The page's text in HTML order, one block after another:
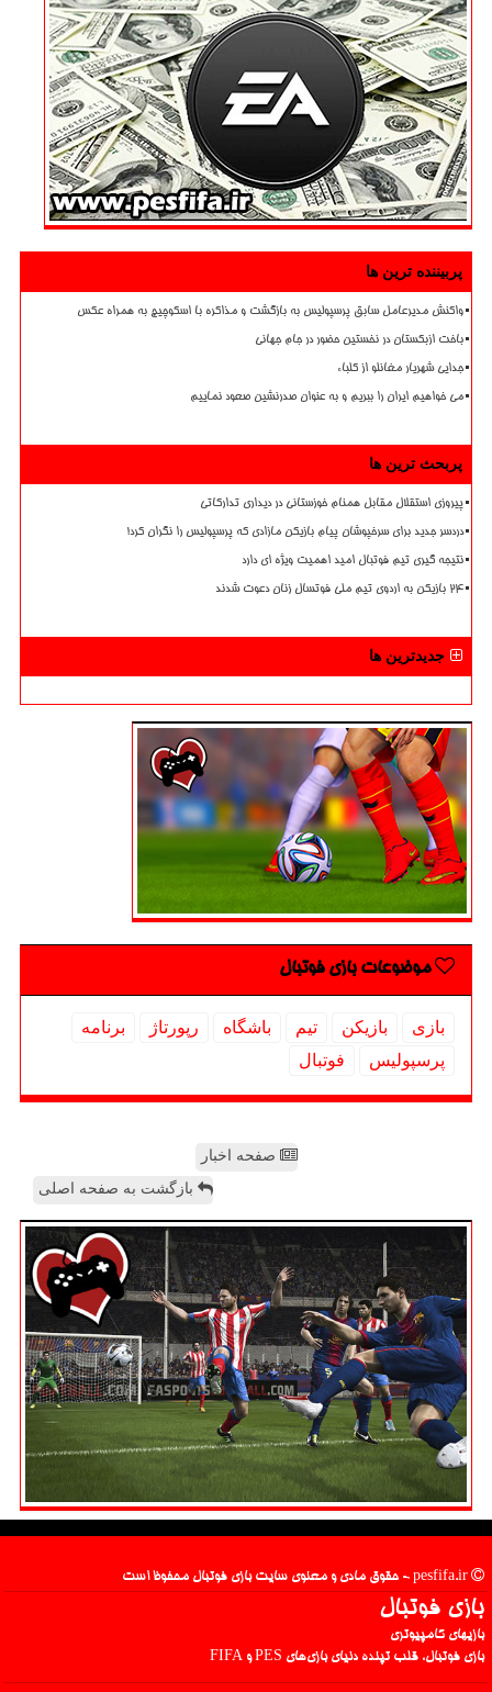
پربیننده ترین ها
واکنش مدیرعامل سابق پرسپولیس به بازگشت و مذاکره با اسکوچیچ به همراه عکس
باخت ازبکستان در نخستین حضور در جام جهانی
جدایی شهریار مغانلو از کلباء
می خواهیم ایران را ببریم و به عنوان صدرنشین صعود نماییم
پربحث ترین ها
پیروزی استقلال مقابل همنام خوزستانی در دیداری تدارکاتی
دردسر جدید برای سرخپوشان پیام بازیکن مازادی که پرسپولیس را نگران کرد!
نتیجه گیری تیم فوتبال امید اهمیت ویژه ای دارد
۲۴ بازیکن به اردوی تیم ملی فوتسال زنان دعوت شدند
جدیدترین ها
موضوعات بازی فوتبال
بازی بازیكن تیم باشگاه رپورتاژ
برنامه
پرسپولیس
فوتبال
صفحه اخبار
بازگشت به صفحه اصلی
بازی فوتبال
بازیهای کامپیوتری
بازی فوتبال، قلب تپنده دنیای بازی‌های PES و FIFA